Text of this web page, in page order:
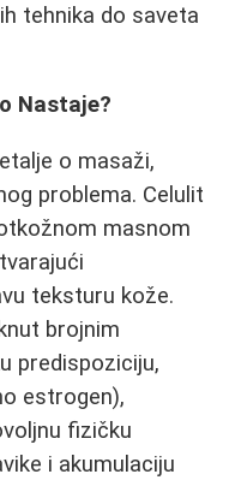
tehnika do saveta
Nastaje?
o masaži,
problema. Celulit
masnom
teksturu kože.
brojnim
predispoziciju,
estrogen),
fizičku
i akumulaciju